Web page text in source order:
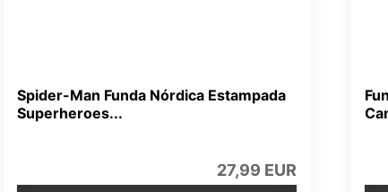
Spider-Man Funda Nórdica Estampada
Superheroes...
27,99 EUR